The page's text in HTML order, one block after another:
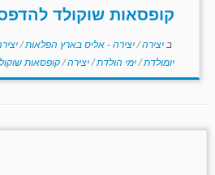
קופסאות שוקולד
ב יצירה/יצירה - אליס בארץ הפלאות/
יומולדת/ימי הולדת/יצירה/קופסאות